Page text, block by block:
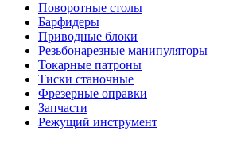
Поворотные столы
Барфидеры
Приводные блоки
Резьбонарезные манипуляторы
Токарные патроны
Тиски станочные
Фрезерные оправки
Запчасти
Режущий инструмент